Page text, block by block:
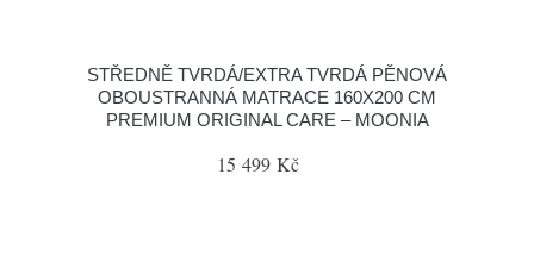
STŘEDNĚ TVRDÁ/EXTRA TVRDÁ PĚNOVÁ
OBOUSTRANNÁ MATRACE 160X200 CM
PREMIUM ORIGINAL CARE – MOONIA
15 499 Kč